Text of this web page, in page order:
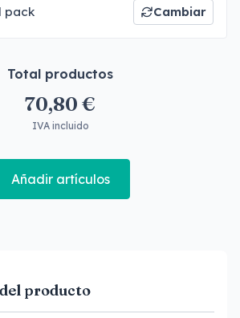
pack Cambiar
Total productos
70,80 €
IVA incluido
Añadir artículos
producto